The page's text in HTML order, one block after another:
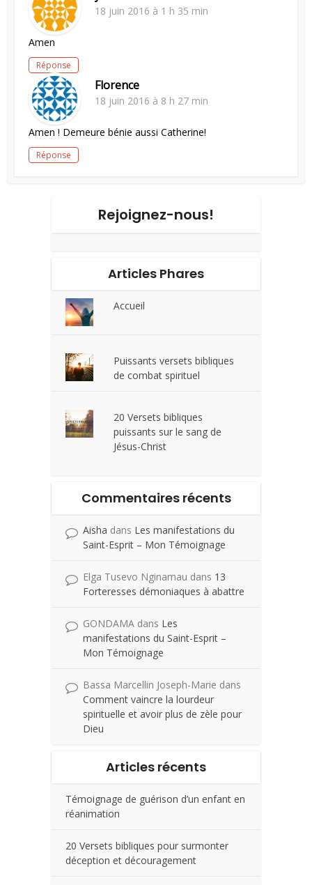
18 juin 2016 à 1 h 35 min
Amen
Réponse
Florence
18 juin 2016 à 8 h 27 min
Amen ! Demeure bénie aussi Catherine!
Réponse
Rejoignez-nous!
Articles Phares
Accueil
Puissants versets bibliques
de combat spirituel
20 Versets bibliques
puissants sur le sang de
Jésus-Christ
Commentaires récents
Aisha dans Les manifestations du
Saint-Esprit – Mon Témoignage
Elga Tusevo Nginamau dans 13
Forteresses démoniaques à abattre
GONDAMA dans Les
manifestations du Saint-Esprit –
Mon Témoignage
Bassa Marcellin Joseph-Marie dans
Comment vaincre la lourdeur
spirituelle et avoir plus de zèle pour
Dieu
Articles récents
Témoignage de guérison d’un enfant en
réanimation
20 Versets bibliques pour surmonter
déception et découragement